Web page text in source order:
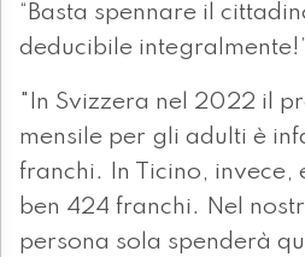
“Basta spennare il
deducibile integralmente!”
"In Svizzera nel 2022 il
mensile per gli adulti è
franchi. In Ticino, invece,
ben 424 franchi. Nel
persona sola spenderà